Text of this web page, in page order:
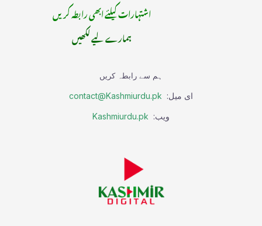
اشتہارات کیلئے ابھی رابطہ کریں
ہمارے لیے لکھیں
ہم سے رابطہ کریں
ای میل: contact@Kashmiurdu.pk
ویب: Kashmiurdu.pk